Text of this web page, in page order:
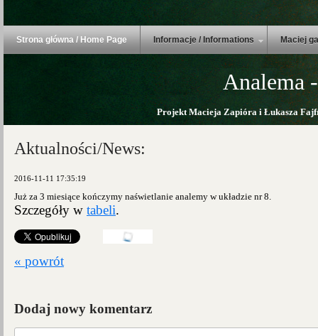
Strona główna / Home Page Informacje / Informations Maciej
Analema
Projekt Macieja Zapióra i Łukasza
Aktualności/News:
2016-11-11 17:35:19
Już za 3 miesiące kończymy naświetlanie analemy w układzie nr 8.
Szczegóły w tabeli.
« powrót
Dodaj nowy komentarz